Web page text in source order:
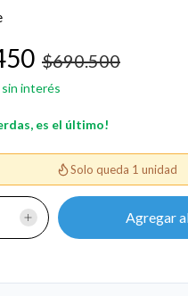
$690.500
sin interés
es el último!
Solo queda 1 unidad